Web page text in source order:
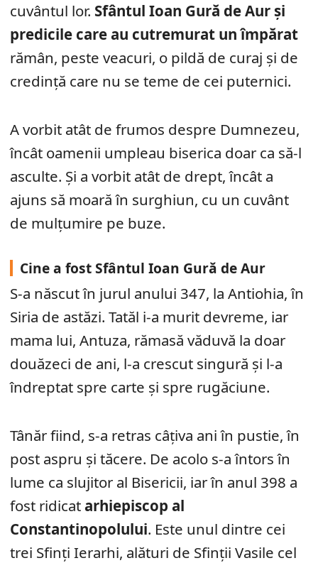
cuvântul lor. Sfântul Ioan Gură de Aur și
predicile care au cutremurat un împărat
rămân, peste veacuri, o pildă de curaj și de
credință care nu se teme de cei puternici.
A vorbit atât de frumos despre Dumnezeu,
încât oamenii umpleau biserica doar ca să-l
asculte. Și a vorbit atât de drept, încât a
ajuns să moară în surghiun, cu un cuvânt
de mulțumire pe buze.
Cine a fost Sfântul Ioan Gură de Aur
S-a născut în jurul anului 347, la Antiohia, în
Siria de astăzi. Tatăl i-a murit devreme, iar
mama lui, Antuza, rămasă văduvă la doar
douăzeci de ani, l-a crescut singură și l-a
îndreptat spre carte și spre rugăciune.
Tânăr fiind, s-a retras câțiva ani în pustie, în
post aspru și tăcere. De acolo s-a întors în
lume ca slujitor al Bisericii, iar în anul 398 a
fost ridicatarhiepiscop al
Constantinopolului. Este unul dintre cei
trei Sfinți Ierarhi, alături de Sfinții Vasile cel